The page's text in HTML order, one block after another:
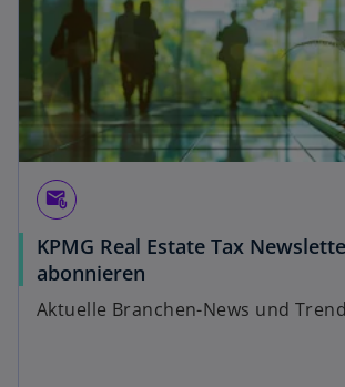
attach_email
KPMG Real Estate Tax
abonnieren
Aktuelle Branchen-News und